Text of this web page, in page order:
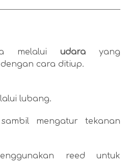
melalui udara yang
cara ditiup.
lubang.
mengatur tekanan
reed untuk